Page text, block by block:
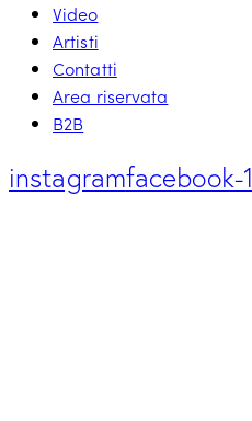
Video
Artisti
Contatti
Area riservata
B2B
instagramfacebook-1